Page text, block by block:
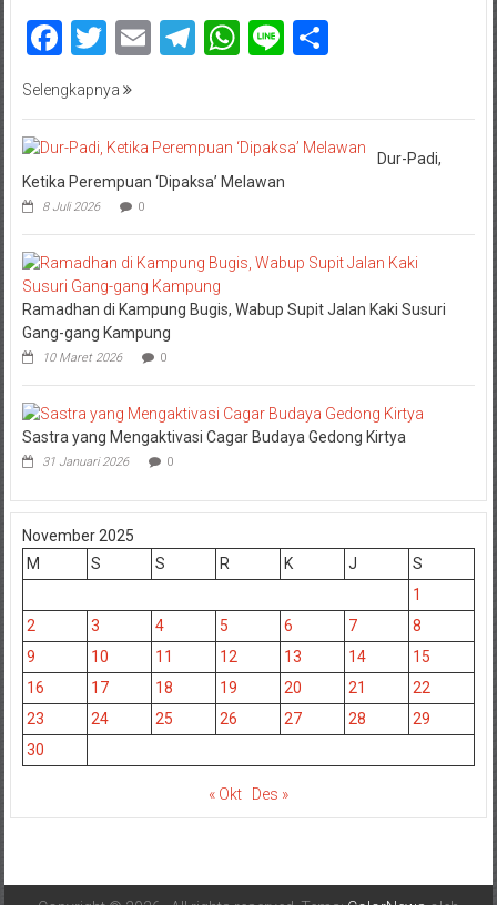
Facebook
Twitter
EmailTelegram
WhatsApp
LineShare
Selengkapnya
Dur-Padi,
Ketika Perempuan ‘Dipaksa’ Melawan
8 Juli 2026 0
Ramadhan di Kampung Bugis, Wabup Supit Jalan Kaki Susuri
Gang-gang Kampung
10 Maret 2026 0
Sastra yang Mengaktivasi Cagar Budaya Gedong Kirtya
31 Januari 2026 0
November 2025
M
S S R K J
S
1
2
3 4 5 6 7
8
9
10 11 12 13 14
15
16
17 18 19 20 21
22
23
24 25 26 27 28
29
30
« Okt Des »